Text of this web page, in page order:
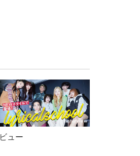
ュー